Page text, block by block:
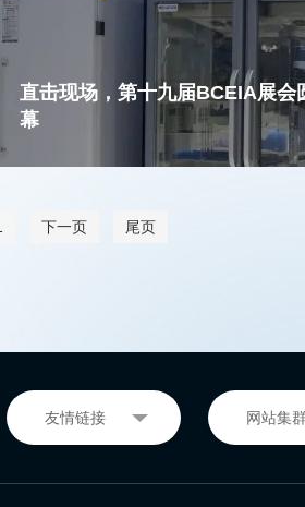
直击现场，第十九届BCEIA展会
幕
下一页 尾页